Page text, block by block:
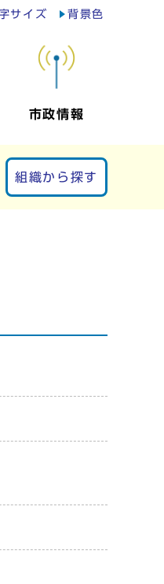
サイズ 背景色
市政情報
組織から探す